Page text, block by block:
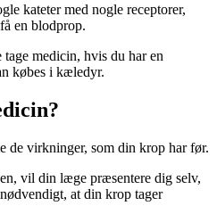
kateter med nogle receptorer,
en blodprop.
medicin, hvis du har en
købes i kæledyr.
de virkninger, som din krop har før.
vil din læge præsentere dig selv,
at din krop tager